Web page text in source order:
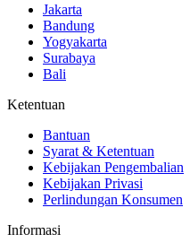
Jakarta
Bandung
Yogyakarta
Surabaya
Bali
Ketentuan
Bantuan
Syarat & Ketentuan
Kebijakan Pengembalian
Kebijakan Privasi
Perlindungan Konsumen
Informasi